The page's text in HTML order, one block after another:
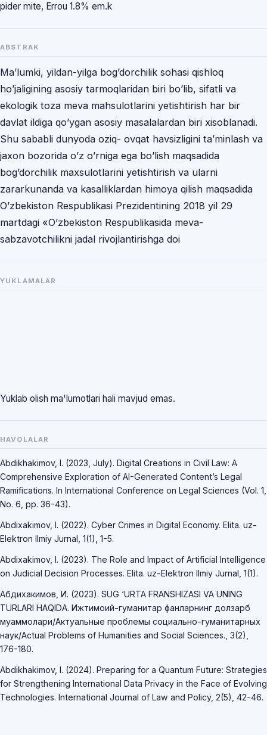
pider mite, Errou 1.8% em.k
ABSTRAK
Ma’lumki, yildan-yilga bog’dorchilik sohasi qishloq
ho’jaligining asosiy tarmoqlaridan biri bo’lib, sifatli va
ekologik toza meva mahsulotlarini yetishtirish har bir
davlat ildiga qo’ygan asosiy masalalardan biri xisoblanadi.
Shu sababli dunyoda oziq- ovqat havsizligini taʼminlash va
jaxon bozorida oʼz oʼrniga ega boʼlish maqsadida
bog’dorchilik maxsulotlarini yetishtirish va ularni
zararkunanda va kasalliklardan himoya qilish maqsadida
Oʼzbekiston Respublikasi Prezidentining 2018 yil 29
martdagi «Oʼzbekiston Respublikasida meva-
sabzavotchilikni jadal rivojlantirishga doi
YUKLAMALAR
Yuklab olish ma'lumotlari hali mavjud emas.
HAVOLALAR
Abdikhakimov, I. (2023, July). Digital Creations in Civil Law: A
Comprehensive Exploration of AI-Generated Content’s Legal
Ramifications. In International Conference on Legal Sciences (Vol. 1,
No. 6, pp. 36-43).
Abdixakimov, I. (2022). Cyber Crimes in Digital Economy. Elita. uz-
Elektron Ilmiy Jurnal, 1(1), 1-5.
Abdixakimov, I. (2023). The Role and Impact of Artificial Intelligence
on Judicial Decision Processes. Elita. uz-Elektron Ilmiy Jurnal, 1(1).
Абдихакимов, И. (2023). SUG ‘URTA FRANSHIZASI VA UNING
TURLARI HAQIDA. Ижтимоий-гуманитар фанларнинг долзарб
муаммолари/Актуальные проблемы социально-гуманитарных
наук/Actual Problems of Humanities and Social Sciences., 3(2),
176-180.
Abdikhakimov, I. (2024). Preparing for a Quantum Future: Strategies
for Strengthening International Data Privacy in the Face of Evolving
Technologies. International Journal of Law and Policy, 2(5), 42-46.